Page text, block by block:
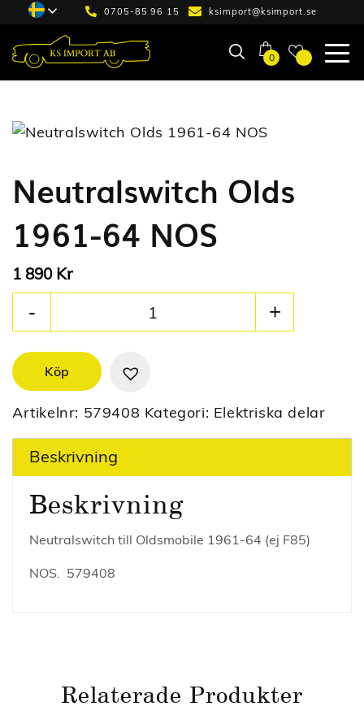
0705-85 96 15 ksimport@ksimport.se
0
Neutralswitch Olds
1961-64 NOS
1 890 Kr
Köp
Artikelnr: 579408 Kategori: Elektriska delar
Beskrivning
Beskrivning
Neutralswitch till Oldsmobile 1961-64 (ej F85)
NOS. 579408
Relaterade Produkter